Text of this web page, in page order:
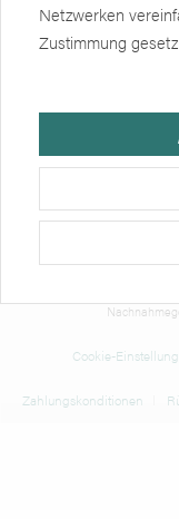
Hersteller, sofern nicht
Verkauf nur an
Institutionen, nicht
Preise in Euro
Cookie-
Zahlungskonditionen
Netzwerken
Zustimmung